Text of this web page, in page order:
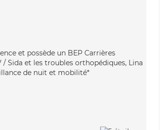
et possède un BEP Carrières
/ Sida et les troubles orthopédiques, Lina
de nuit et mobilité*